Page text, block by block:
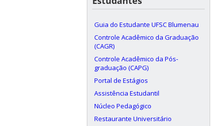
Guia do Estudante UFSC Blumenau
Controle Acadêmico da Graduação
(CAGR)
Controle Acadêmico da Pós-
graduação (CAPG)
Portal de Estágios
Assistência Estudantil
Núcleo Pedagógico
Restaurante Universitário